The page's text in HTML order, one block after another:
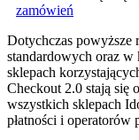
zamówień
Dotychczas powyższe
standardowych oraz
sklepach
Checkout 2.0 stają się
wszystkich sklepach
płatności i operatorów